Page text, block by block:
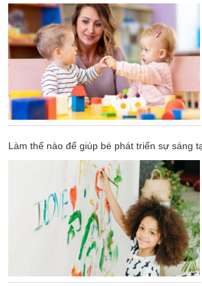
Làm thế nào để giúp bé phát triển sự sáng